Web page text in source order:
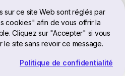
sur ce site Web sont réglés par
cookies" afin de vous offrir la
Cliquez sur "Accepter" si vous
le site sans revoir ce message.
Politique de confidentialité
à quelques questions
et recevez une
personnalisée.
FR
2026